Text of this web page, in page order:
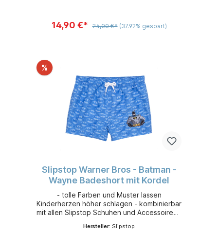
14,90 €* 24,00 €* (37.92% gespart)
%
Slipstop Warner Bros - Batman -
Wayne Badeshort mit Kordel
- tolle Farben und Muster lassen
Kinderherzen höher schlagen - kombinierbar
mit allen Slipstop Schuhen und Accessoires -
schnelltrocknendem 100 % Polyester -
Hersteller: Slipstop